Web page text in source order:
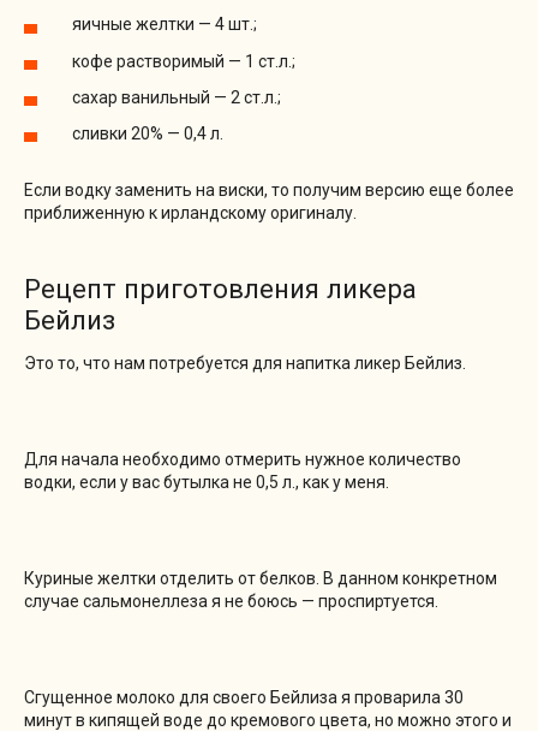
яичные желтки — 4 шт.;
кофе растворимый — 1 ст.л.;
сахар ванильный — 2 ст.л.;
сливки 20% — 0,4 л.
Если водку заменить на виски, то получим версию еще более
приближенную к ирландскому оригиналу.
Рецепт приготовления ликера
Бейлиз
Это то, что нам потребуется для напитка ликер Бейлиз.
Для начала необходимо отмерить нужное количество
водки, если у вас бутылка не 0,5 л., как у меня.
Куриные желтки отделить от белков. В данном конкретном
случае сальмонеллеза я не боюсь — проспиртуется.
Сгущенное молоко для своего Бейлиза я проварила 30
минут в кипящей воде до кремового цвета, но можно этого и